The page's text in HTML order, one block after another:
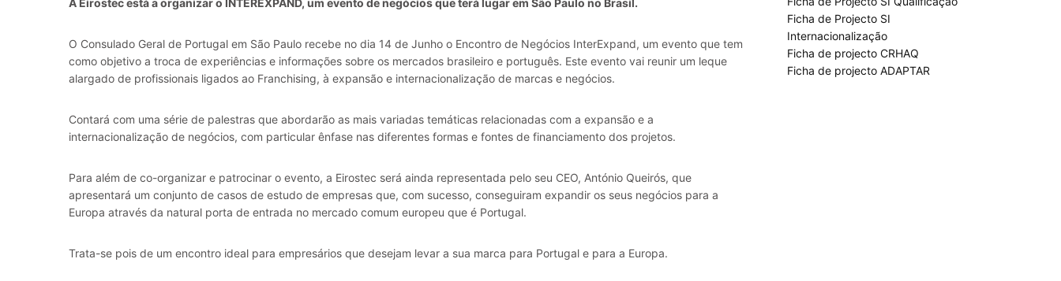
A Eirostec está a organizar o INTEREXPAND, um evento de negócios que terá lugar em São Paulo no Brasil.
O Consulado Geral de Portugal em São Paulo recebe no dia 14 de Junho o Encontro de Negócios InterExpand, um evento que tem
como objetivo a troca de experiências e informações sobre os mercados brasileiro e português. Este evento vai reunir um leque
alargado de profissionais ligados ao Franchising, à expansão e internacionalização de marcas e negócios.
Contará com uma série de palestras que abordarão as mais variadas temáticas relacionadas com a expansão e a
internacionalização de negócios, com particular ênfase nas diferentes formas e fontes de financiamento dos projetos.
Para além de co-organizar e patrocinar o evento, a Eirostec será ainda representada pelo seu CEO, António Queirós, que
apresentará um conjunto de casos de estudo de empresas que, com sucesso, conseguiram expandir os seus negócios para a
Europa através da natural porta de entrada no mercado comum europeu que é Portugal.
Trata-se pois de um encontro ideal para empresários que desejam levar a sua marca para Portugal e para a Europa.
Ficha de Projecto SI
Internacionalização
Ficha de projecto CRHAQ
Ficha de projecto ADAPTAR